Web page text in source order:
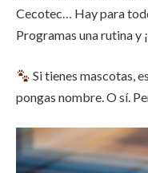
Cecotec… Hay para
Programas una rutina y
Si tienes mascotas,
pongas nombre. O sí.